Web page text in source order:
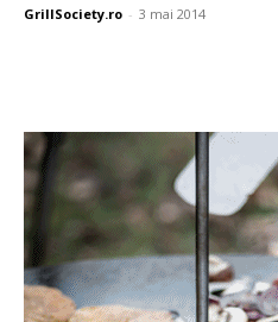
GrillSociety.ro - 3 mai 2014